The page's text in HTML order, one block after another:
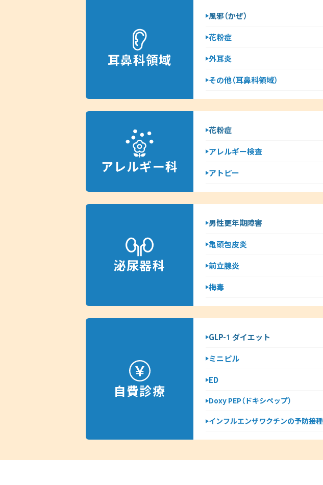
耳鼻科領域
風邪（かぜ）
花粉症
外耳炎
その他（耳鼻科領域）
アレルギー科
花粉症
アレルギー検査
アトピー
泌尿器科
男性更年期障害
亀頭包皮炎
前立腺炎
梅毒
自費診療
GLP-1 ダイエット
ミニピル
ED
Doxy PEP（ドキシペップ）
インフルエンザワクチンの予防接種